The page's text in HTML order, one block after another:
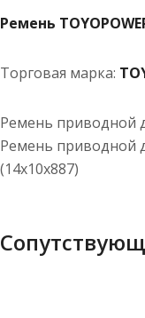
Ремень
Торговая марка:
Ремень приводной
Ремень приводной
(14x10x887)